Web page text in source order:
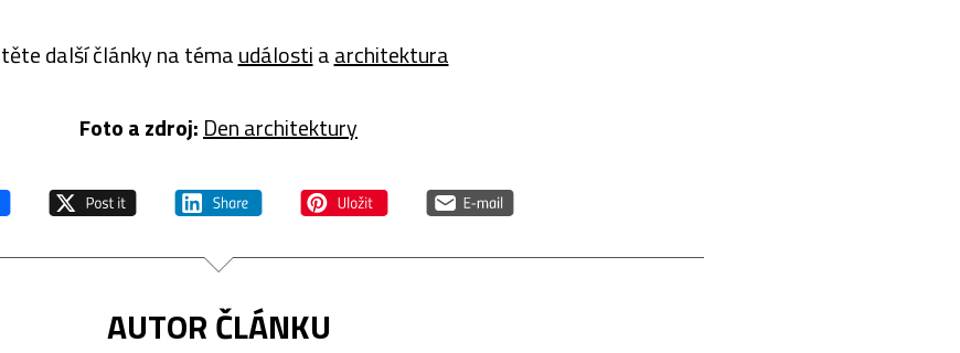
další články na témaudálostiaarchitektura
Foto a zdroj: Den architektury
AUTOR ČLÁNKU